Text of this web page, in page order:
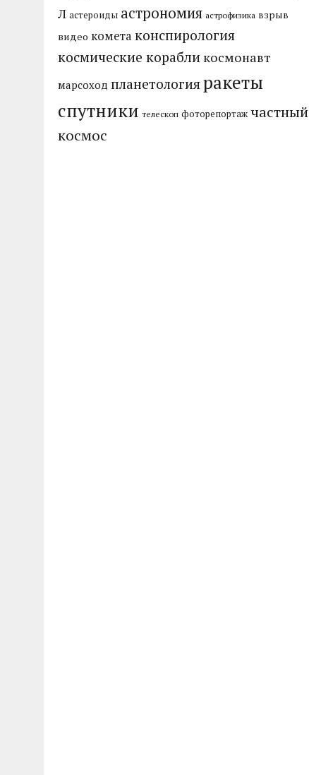
Л астероиды астрономия астрофизика взрыв
видео комета конспирология
космические корабликосмонавт
марсоход планетологияракеты
спутники телескоп фоторепортаж частный
космос